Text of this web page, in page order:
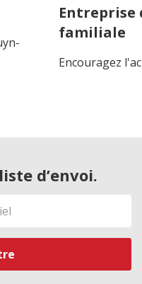
Entreprise
familiale
Encouragez
d’envoi.